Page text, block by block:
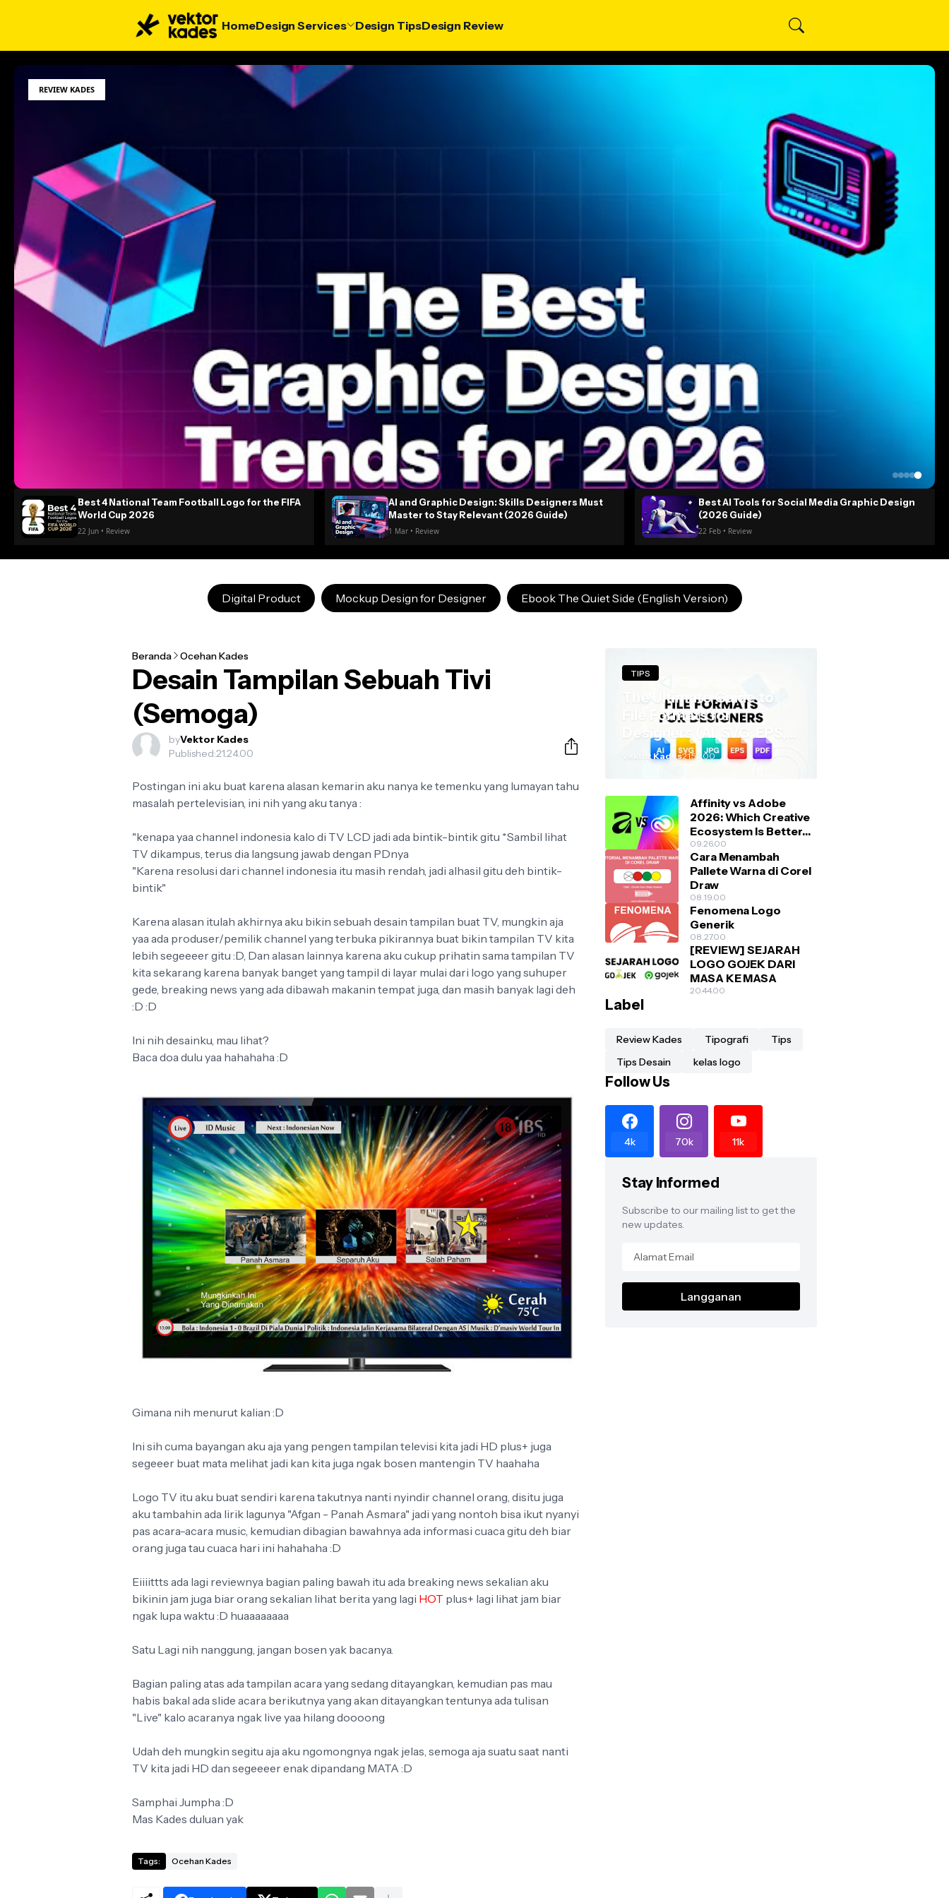
HomeDesign Services Design TipsDesign Review
REVIEW KADES
The Best Graphic Design Trends for 2026 : How to Update Your Portfolio
Graphic design trends evolve every year, but 2026 is shaping up to be one of the most transformative periods in recent history. With AI-assisted
Best 4 National Team Football Logo for the FIFA
World Cup 2026
22 Jun • Review
AI and Graphic Design: Skills Designers Must
Master to Stay Relevant (2026 Guide)
1 Mar • Review
Best AI Tools for Social Media Graphic Design
(2026 Guide)
22 Feb • Review
Digital Product Mockup Design for Designer Ebook The Quiet Side (English Version)
Beranda Ocehan Kades
Desain Tampilan Sebuah Tivi
(Semoga)
byVektor Kades
Published:21.24.00
Postingan ini aku buat karena alasan kemarin aku nanya ke temenku yang lumayan tahu
masalah pertelevisian, ini nih yang aku tanya :
"kenapa yaa channel indonesia kalo di TV LCD jadi ada bintik-bintik gitu *Sambil lihat
TV dikampus, terus dia langsung jawab dengan PDnya
"Karena resolusi dari channel indonesia itu masih rendah, jadi alhasil gitu deh bintik-
bintik"
Karena alasan itulah akhirnya aku bikin sebuah desain tampilan buat TV, mungkin aja
yaa ada produser/pemilik channel yang terbuka pikirannya buat bikin tampilan TV kita
lebih segeeeer gitu :D, Dan alasan lainnya karena aku cukup prihatin sama tampilan TV
kita sekarang karena banyak banget yang tampil di layar mulai dari logo yang suhuper
gede, breaking news yang ada dibawah makanin tempat juga, dan masih banyak lagi deh
:D :D
Ini nih desainku, mau lihat?
Baca doa dulu yaa hahahaha :D
Gimana nih menurut kalian :D
Ini sih cuma bayangan aku aja yang pengen tampilan televisi kita jadi HD plus+ juga
segeeer buat mata melihat jadi kan kita juga ngak bosen mantengin TV haahaha
Logo TV itu aku buat sendiri karena takutnya nanti nyindir channel orang, disitu juga
aku tambahin ada lirik lagunya "Afgan - Panah Asmara" jadi yang nontoh bisa ikut nyanyi
pas acara-acara music, kemudian dibagian bawahnya ada informasi cuaca gitu deh biar
orang juga tau cuaca hari ini hahahaha :D
Eiiiittts ada lagi reviewnya bagian paling bawah itu ada breaking news sekalian aku
bikinin jam juga biar orang sekalian lihat berita yang lagi HOT plus+ lagi lihat jam biar
ngak lupa waktu :D huaaaaaaaa
Satu Lagi nih nanggung, jangan bosen yak bacanya.
Bagian paling atas ada tampilan acara yang sedang ditayangkan, kemudian pas mau
habis bakal ada slide acara berikutnya yang akan ditayangkan tentunya ada tulisan
"Live" kalo acaranya ngak live yaa hilang doooong
Udah deh mungkin segitu aja aku ngomongnya ngak jelas, semoga aja suatu saat nanti
TV kita jadi HD dan segeeeer enak dipandang MATA :D
Samphai Jumpha :D
Mas Kades duluan yak
Tags: Ocehan Kades
TIPS
The Ultimate Guide to
File Formats for
Designers (AI, SVG, EPS,
and More)
Vektor Kades21.52.00
Affinity vs Adobe
2026: Which Creative
Ecosystem Is Better
for Designers?
09.26.00
Cara Menambah
Pallete Warna di Corel
Draw
08.19.00
Fenomena Logo
Generik
08.27.00
[REVIEW] SEJARAH
LOGO GOJEK DARI
MASA KE MASA
20.44.00
Label
Review Kades Tipografi
Tips
Tips Desain
kelas logo
Follow Us
4k 70k 11k
Stay Informed
Subscribe to our mailing list to get the
new updates.